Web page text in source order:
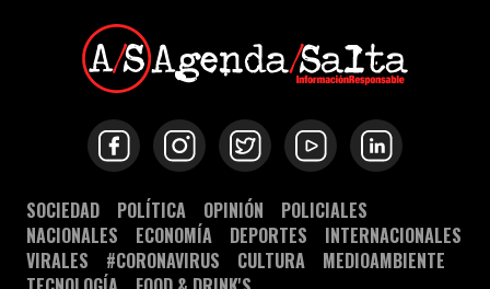
SOCIEDAD POLÍTICA OPINIÓN
POLICIALES
NACIONALES
ECONOMÍA DEPORTES
INTERNACIONALES
VIRALES
#CORONAVIRUS CULTURA
MEDIOAMBIENTE